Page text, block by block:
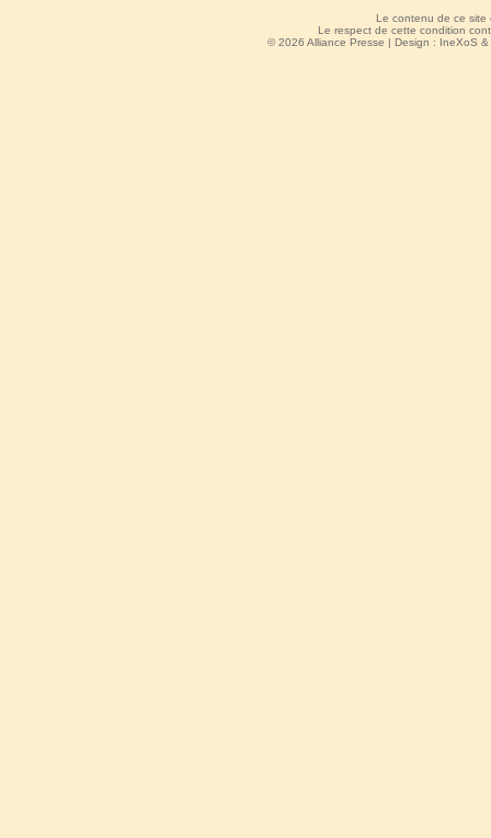
Le contenu de ce site
Le respect de cette condition
© 2026 Alliance Presse | Design : IneXoS &